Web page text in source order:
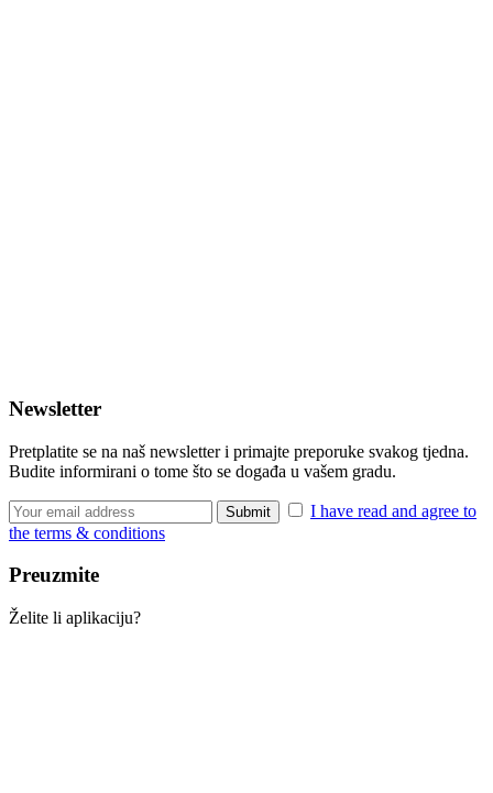
Newsletter
Pretplatite se na naš newsletter i primajte preporuke svakog tjedna.
Budite informirani o tome što se događa u vašem gradu.
I have read and agree to
the terms & conditions
Preuzmite
Želite li aplikaciju?